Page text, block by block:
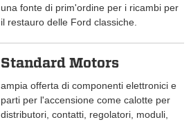
una fonte di prim'ordine per i ricambi per
il restauro delle Ford classiche.
Standard Motors
ampia offerta di componenti elettronici e
parti per l'accensione come calotte per
distributori, contatti, regolatori, moduli,